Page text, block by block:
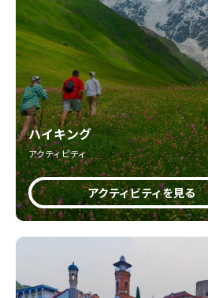
ハイキング
アクティビティ
アクティビティを見る